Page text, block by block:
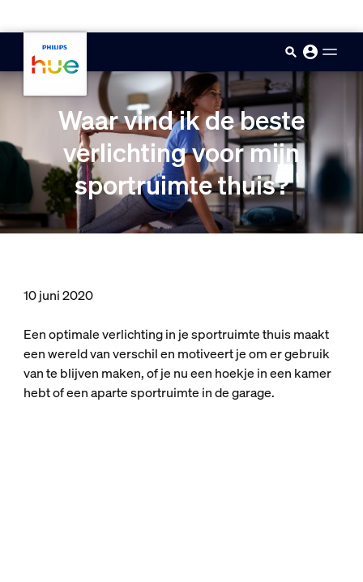
Waar vind ik de beste
verlichting voor mijn
sportruimte thuis?
10 juni 2020
Een optimale verlichting in je sportruimte thuis maakt
een wereld van verschil en motiveert je om er gebruik
van te blijven maken, of je nu een hoekje in een kamer
hebt of een aparte sportruimte in de garage.